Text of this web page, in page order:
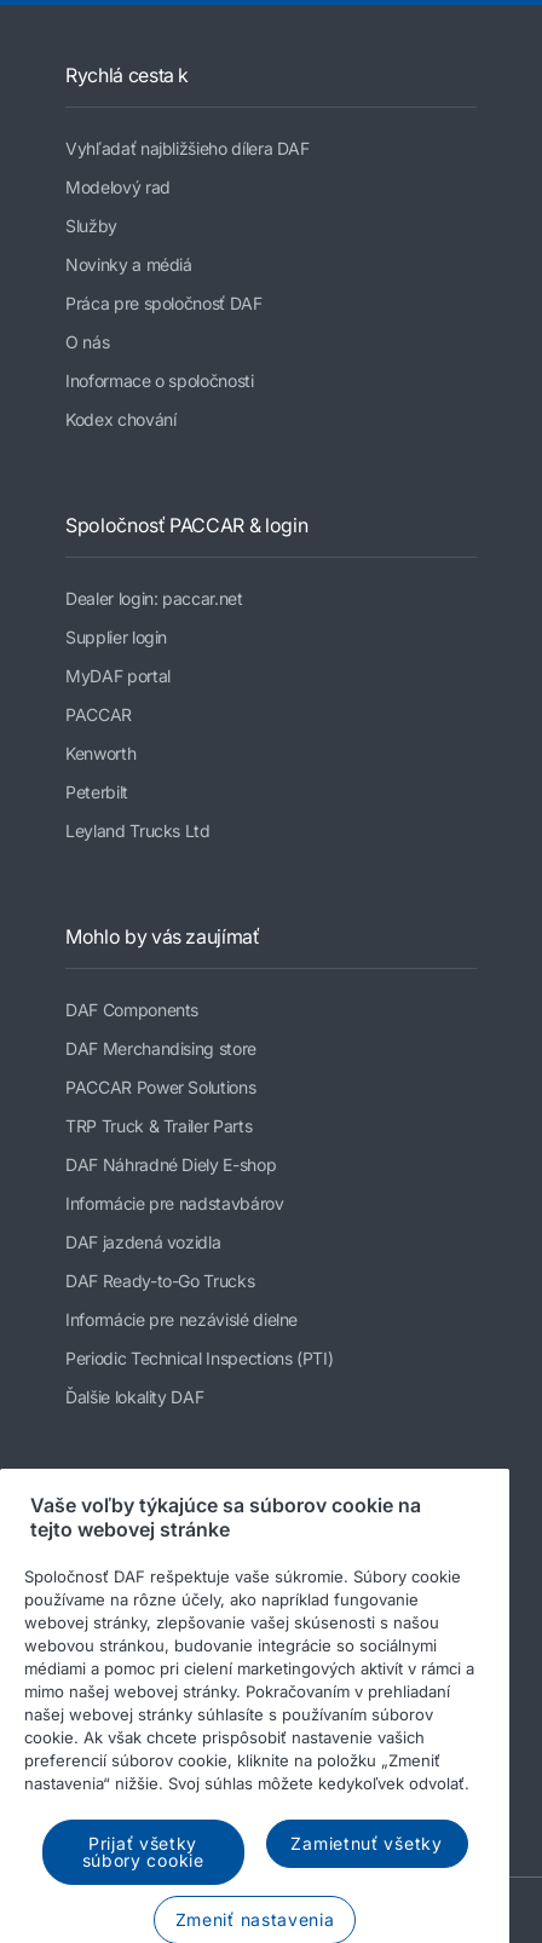
Rychlá cesta k
Vyhľadať najbližšieho dílera DAF
Modelový rad
Služby
Novinky a médiá
Práca pre spoločnosť DAF
O nás
Inoformace o spoločnosti
Kodex chování
Spoločnosť PACCAR & login
Dealer login: paccar.net
Supplier login
MyDAF portal
PACCAR
Kenworth
Peterbilt
Leyland Trucks Ltd
Mohlo by vás zaujímať
DAF Components
DAF Merchandising store
PACCAR Power Solutions
TRP Truck & Trailer Parts
DAF Náhradné Diely E-shop
Informácie pre nadstavbárov
DAF jazdená vozidla
DAF Ready-to-Go Trucks
Informácie pre nezávislé dielne
Periodic Technical Inspections (PTI)
Ďalšie lokality DAF
Sledujte nás
© 2026 DAF
Právne upozornenie
Privacy statement
General conditions
Súbory cookies
A PACCAR COMPANY
Vaše voľby týkajúce sa súborov cookie na
tejto webovej stránke
Spoločnosť DAF rešpektuje vaše súkromie. Súbory cookie
používame na rôzne účely, ako napríklad fungovanie
webovej stránky, zlepšovanie vašej skúsenosti s našou
webovou stránkou, budovanie integrácie so sociálnymi
médiami a pomoc pri cielení marketingových aktivít v rámci a
mimo našej webovej stránky. Pokračovaním v prehliadaní
našej webovej stránky súhlasíte s používaním súborov
cookie. Ak však chcete prispôsobiť nastavenie vašich
preferencií súborov cookie, kliknite na položku „Zmeniť
nastavenia“ nižšie. Svoj súhlas môžete kedykoľvek odvolať.
Prijať všetky
súbory cookie
Zamietnuť všetky
Zmeniť nastavenia